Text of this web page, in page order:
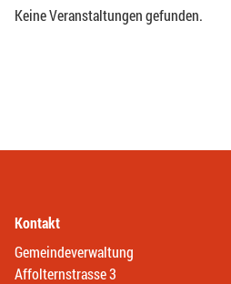
Keine Veranstaltungen gefunden.
Kontakt
Gemeindeverwaltung
Affolternstrasse 3